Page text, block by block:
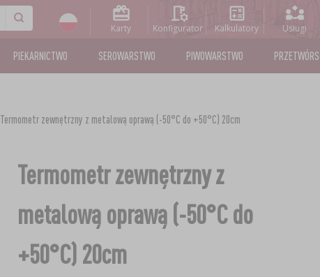
Karty Konfigurator Kalkulatory Usługi
PIEKARNICTWO SEROWARSTWO PIWOWARSTWO
Termometr zewnętrzny z metalową oprawą (-50°C do +50°C) 20cm
Termometr zewnętrzny z
metalową oprawą (-50°C do
+50°C) 20cm